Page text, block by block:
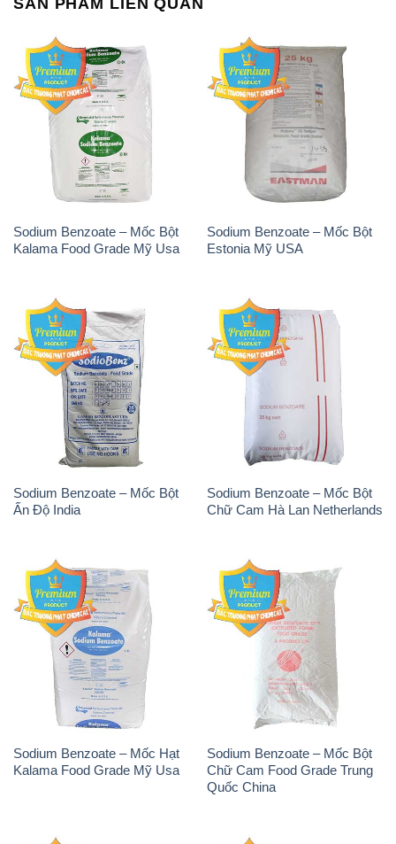
SẢN PHẨM LIÊN QUAN
Sodium Benzoate – Mốc Bột
Kalama Food Grade Mỹ Usa
Sodium Benzoate – Mốc Bột
Estonia Mỹ USA
Sodium Benzoate – Mốc Bột
Ấn Độ India
Sodium Benzoate – Mốc Bột
Chữ Cam Hà Lan Netherlands
Sodium Benzoate – Mốc Hạt
Kalama Food Grade Mỹ Usa
Sodium Benzoate – Mốc Bột
Chữ Cam Food Grade Trung
Quốc China